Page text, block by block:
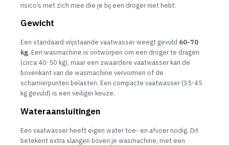
risico’s met zich mee die je bij een droger niet hebt:
Gewicht
Een standaard vrijstaande vaatwasser weegt gevuld 60-70
kg. Een wasmachine is ontworpen om een droger te dragen
(circa 40-50 kg), maar een zwaardere vaatwasser kan de
bovenkant van de wasmachine vervormen of de
scharnierpunten belasten. Een compacte vaatwasser (35-45
kg gevuld) is een veiliger keuze.
Wateraansluitingen
Een vaatwasser heeft eigen water toe- en afvoer nodig. Dit
betekent extra slangen boven je wasmachine, met een